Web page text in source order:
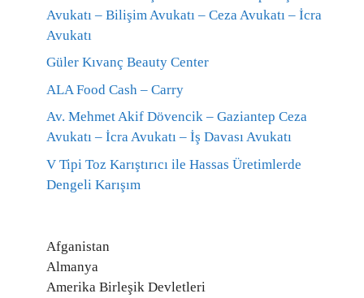
Avukatı – Bilişim Avukatı – Ceza Avukatı – İcra
Avukatı
Güler Kıvanç Beauty Center
ALA Food Cash – Carry
Av. Mehmet Akif Dövencik – Gaziantep Ceza
Avukatı – İcra Avukatı – İş Davası Avukatı
V Tipi Toz Karıştırıcı ile Hassas Üretimlerde
Dengeli Karışım
Afganistan
Almanya
Amerika Birleşik Devletleri